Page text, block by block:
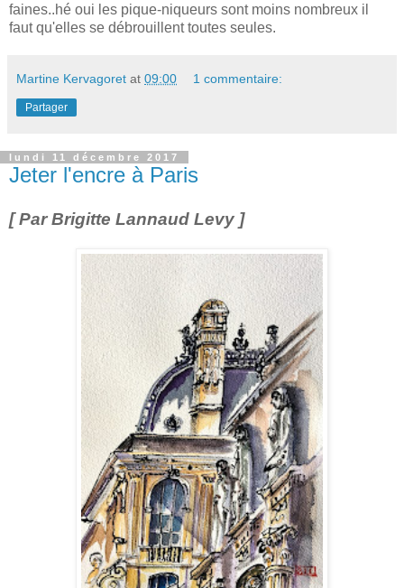
faines..hé oui les pique-niqueurs sont moins nombreux il
faut qu'elles se débrouillent toutes seules.
Martine Kervagoret at 09:00 1 commentaire:
Partager
lundi 11 décembre 2017
Jeter l'encre à Paris
[ Par Brigitte Lannaud Levy ]